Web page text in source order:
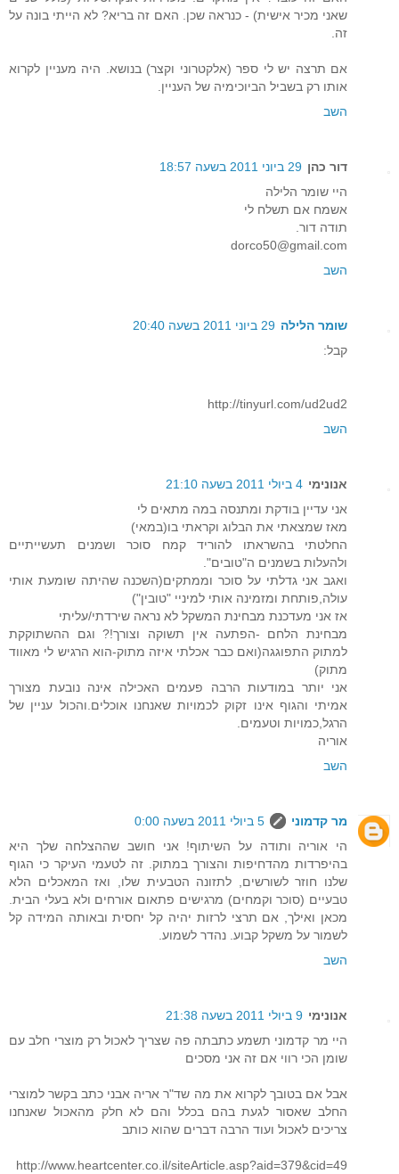
שאני מכיר אישית) - כנראה שכן. האם זה בריא? לא הייתי בונה על
זה.
אם תרצה יש לי ספר (אלקטרוני וקצר) בנושא. היה מעניין לקרוא
אותו רק בשביל הביוכימיה של העניין.
השב
דור כהן 29 ביוני 2011 בשעה 18:57
היי שומר הלילה
אשמח אם תשלח לי
תודה דור.
dorco50@gmail.com
השב
שומר הלילה 29 ביוני 2011 בשעה 20:40
קבל:
http://tinyurl.com/ud2ud2
השב
אנונימי 4 ביולי 2011 בשעה 21:10
אני עדיין בודקת ומתנסה במה מתאים לי
מאז שמצאתי את הבלוג וקראתי בו(במאי)
החלטתי בהשראתו להוריד קמח סוכר ושמנים תעשייתיים
ולהעלות בשמנים ה"טובים".
ואגב אני גדלתי על סוכר וממתקים(השכנה שהיתה שומעת אותי
עולה,פותחת ומזמינה אותי למיניי "טובין")
אז אני מעדכנת מבחינת המשקל לא נראה שירדתי/עליתי
מבחינת הלחם -הפתעה אין תשוקה וצורך!? וגם ההשתוקקת
למתוק התפוגגה(ואם כבר אכלתי איזה מתוק-הוא הרגיש לי מאווד
מתוק)
אני יותר במודעות הרבה פעמים האכילה אינה נובעת מצורך
אמיתי והגוף אינו זקוק לכמויות שאנחנו אוכלים.והכול עניין של
הרגל,כמויות וטעמים.
אוריה
השב
מר קדמוני
5 ביולי 2011 בשעה 0:00
הי אוריה ותודה על השיתוף! אני חושב שההצלחה שלך היא
בהיפרדות מהדחיפות והצורך במתוק. זה לטעמי העיקר כי הגוף
שלנו חוזר לשורשים, לתזונה הטבעית שלו, ואז המאכלים הלא
טבעיים (סוכר וקמחים) מרגישים פתאום אורחים ולא בעלי הבית.
מכאן ואילך, אם תרצי לרזות יהיה קל יחסית ובאותה המידה קל
לשמור על משקל קבוע. נהדר לשמוע.
השב
אנונימי 9 ביולי 2011 בשעה 21:38
היי מר קדמוני תשמע כתבתה פה שצריך לאכול רק מוצרי חלב עם
שומן הכי רווי אם זה אני מסכים
אבל אם בטובך לקרוא את מה שד"ר אריה אבני כתב בקשר למוצרי
החלב שאסור לגעת בהם בכלל והם לא חלק מהאכול שאנחנו
צריכים לאכול ועוד הרבה דברים שהוא כותב
http://www.heartcenter.co.il/siteArticle.asp?aid=379&cid=49